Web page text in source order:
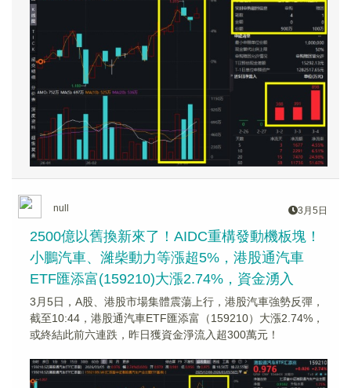
null 3月5日
2500億以舊換新來了！AIDC重構發動機板塊！
小鵬汽車、濰柴動力等漲超5%，港股通汽車
ETF匯添富(159210)大漲2.74%，資金湧入
3月5日，A股、港股市場集體震蕩上行，港股汽車強勢反彈，
截至10:44，港股通汽車ETF匯添富（159210）大漲2.74%，
或終結此前六連跌，昨日獲資金淨流入超300萬元！